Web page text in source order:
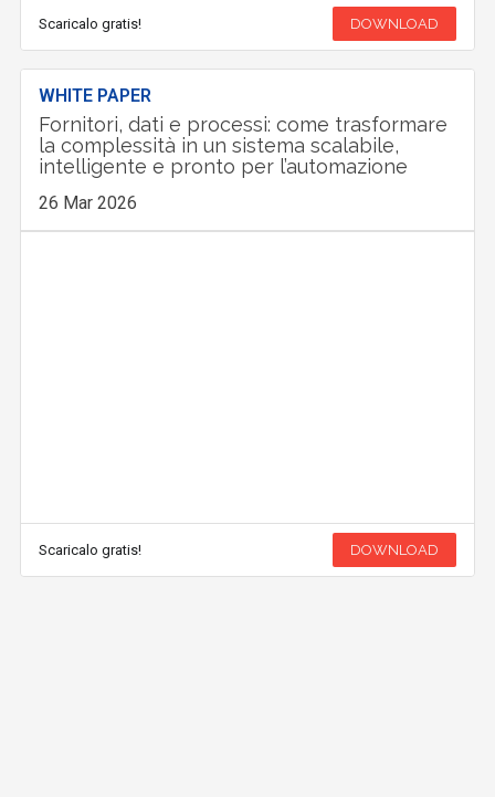
Scaricalo gratis! DOWNLOAD
WHITE PAPER
Fornitori, dati e processi: come trasformare
la complessità in un sistema scalabile,
intelligente e pronto per l’automazione
26 Mar 2026
Scaricalo gratis! DOWNLOAD